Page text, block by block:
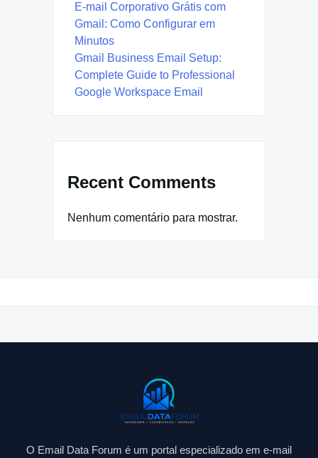
E-mail Corporativo Grátis com
Gmail: Como Configurar em
Minutos
Gmail Business Email Setup:
Complete Guide to Professional
Google Workspace Email
Recent Comments
Nenhum comentário para mostrar.
O Email Data Forum é um portal especializado em e-mail